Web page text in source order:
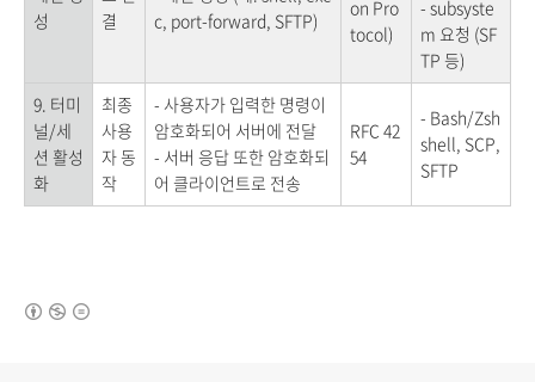
성
결
c, port-forward, SFTP)
on Pro
tocol)
- subsyste
m 요청 (SF
TP 등)
9. 터미
널/세
션 활성
화
최종
사용
자 동
작
- 사용자가 입력한 명령이
암호화되어 서버에 전달
- 서버 응답 또한 암호화되
어 클라이언트로 전송
RFC 42
54
- Bash/Zsh
shell, SCP,
SFTP